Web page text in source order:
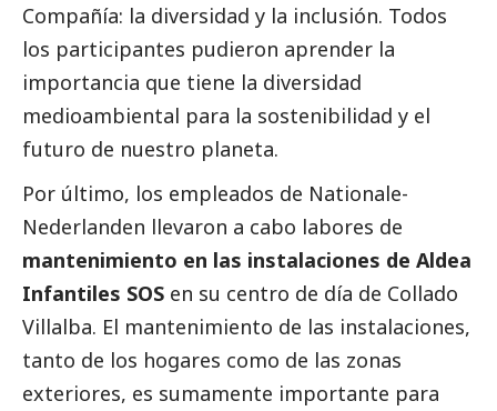
Compañía: la diversidad y la inclusión. Todos
los participantes pudieron aprender la
importancia que tiene la diversidad
medioambiental para la sostenibilidad y el
futuro de nuestro planeta.
Por último, los empleados de Nationale-
Nederlanden llevaron a cabo labores de
mantenimiento en las instalaciones de Aldea
Infantiles SOS en su centro de día de Collado
Villalba. El mantenimiento de las instalaciones,
tanto de los hogares como de las zonas
exteriores, es sumamente importante para